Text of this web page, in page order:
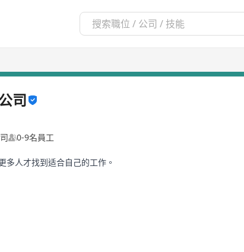
司
0-9名員工
多人才找到适合自己的工作。